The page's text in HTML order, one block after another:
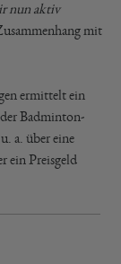
nun aktiv
mit
ermittelt ein
Badminton-
a. über eine
ein Preisgeld